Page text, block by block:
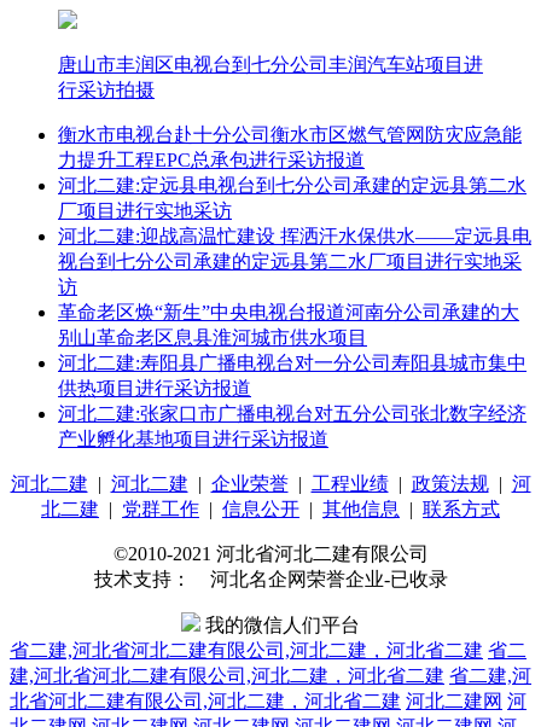
唐山市丰润区电视台到七分公司丰润汽车站项目进
行采访拍摄
衡水市电视台赴十分公司衡水市区燃气管网防灾应急能
力提升工程EPC总承包进行采访报道
河北二建:定远县电视台到七分公司承建的定远县第二水
厂项目进行实地采访
河北二建:迎战高温忙建设 挥洒汗水保供水——定远县电
视台到七分公司承建的定远县第二水厂项目进行实地采
访
革命老区焕“新生”中央电视台报道河南分公司承建的大
别山革命老区息县淮河城市供水项目
河北二建:寿阳县广播电视台对一分公司寿阳县城市集中
供热项目进行采访报道
河北二建:张家口市广播电视台对五分公司张北数字经济
产业孵化基地项目进行采访报道
河北二建 | 河北二建 | 企业荣誉| 工程业绩| 政策法规| 河
北二建 | 党群工作 | 信息公开 | 其他信息 | 联系方式
©2010-2021 河北省河北二建有限公司
技术支持： 河北名企网荣誉企业-已收录
我的微信人们平台
省二建,河北省河北二建有限公司,河北二建，河北省二建 省二
建,河北省河北二建有限公司,河北二建，河北省二建 省二建,河
北省河北二建有限公司,河北二建，河北省二建 河北二建网 河